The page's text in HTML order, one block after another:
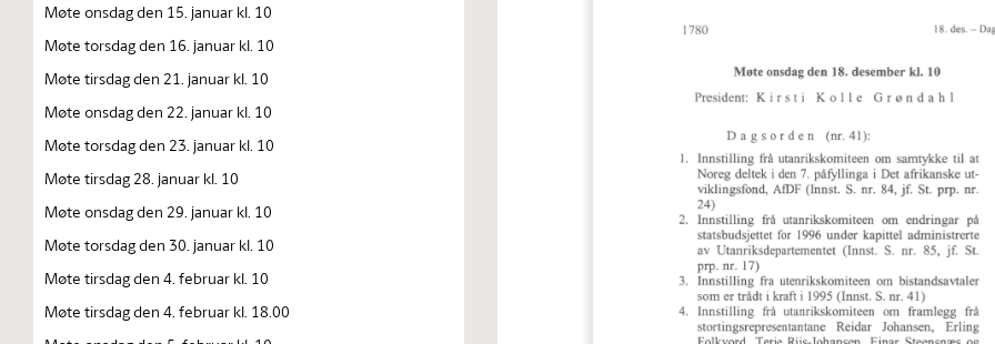
Møte onsdag den 15. januar kl. 10
Møte torsdag den 16. januar kl. 10
Møte tirsdag den 21. januar kl. 10
Møte onsdag den 22. januar kl. 10
Møte torsdag den 23. januar kl. 10
Møte tirsdag 28. januar kl. 10
Møte onsdag den 29. januar kl. 10
Møte torsdag den 30. januar kl. 10
Møte tirsdag den 4. februar kl. 10
Møte tirsdag den 4. februar kl. 18.00